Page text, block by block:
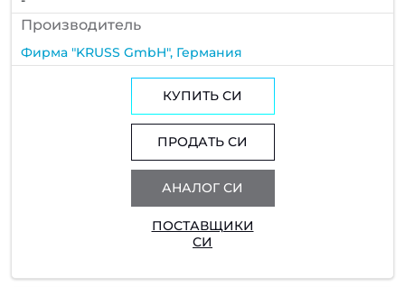
Производитель
Фирма "KRUSS GmbH", Германия
КУПИТЬ СИ
ПРОДАТЬ СИ
АНАЛОГ СИ
ПОСТАВЩИКИ
СИ